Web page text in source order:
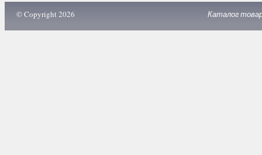
© Copyright 2026 Каталог